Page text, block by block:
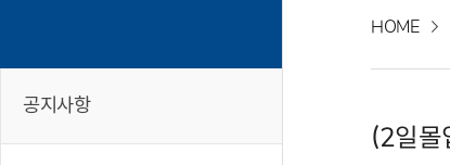
공지사항
HOME
(2일몰